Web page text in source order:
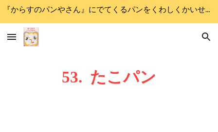
『からすのパンやさん』にでてくるパンをくわしくかいせつします
53. たこパン